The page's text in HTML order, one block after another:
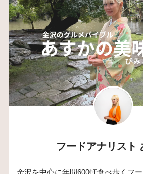
フードアナリスト
金沢を中心に年間600軒食べ歩くフ